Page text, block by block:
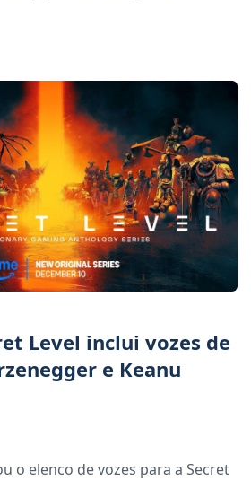
lega
Level inclui vozes de
e Keanu
o elenco de vozes para a Secret